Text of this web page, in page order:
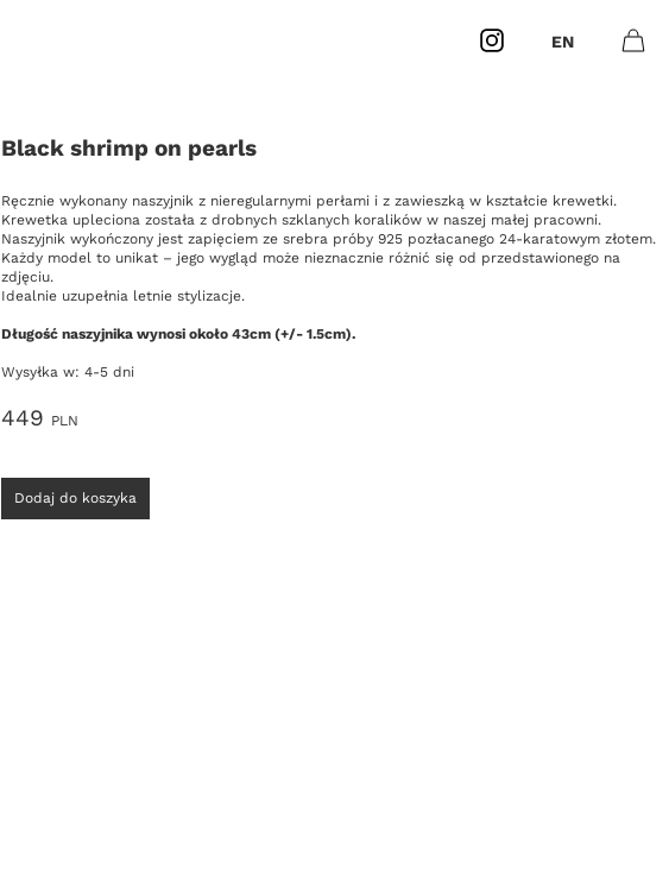
Instagram EN
Masz
0
Black shrimp on pearls
Opis
Ręcznie wykonany naszyjnik z nieregularnymi perłami i z zawieszką w kształcie krewetki.
Krewetka upleciona została z drobnych szklanych koralików w naszej małej pracowni.
Naszyjnik wykończony jest zapięciem ze srebra próby 925 pozłacanego 24-karatowym złotem.
Każdy model to unikat – jego wygląd może nieznacznie różnić się od przedstawionego na
zdjęciu.
Idealnie uzupełnia letnie stylizacje.
Długość naszyjnika wynosi około 43cm (+/- 1.5cm).
Wysyłka w: 4-5 dni
449 PLN
Dodaj do koszyka